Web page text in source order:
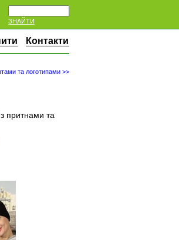
ЗНАЙТИ
Контакти
та логотипами >>
притнами та